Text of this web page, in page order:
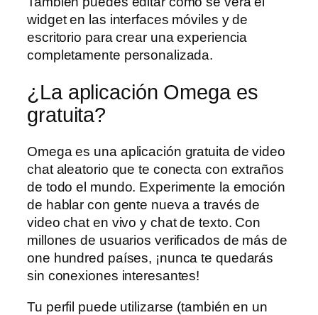
widget en las interfaces móviles y de
escritorio para crear una experiencia
completamente personalizada.
¿La aplicación Omega es
gratuita?
Omega es una aplicación gratuita de video
chat aleatorio que te conecta con extraños
de todo el mundo. Experimente la emoción
de hablar con gente nueva a través de
video chat en vivo y chat de texto. Con
millones de usuarios verificados de más de
one hundred países, ¡nunca te quedarás
sin conexiones interesantes!
Tu perfil puede utilizarse (también en un